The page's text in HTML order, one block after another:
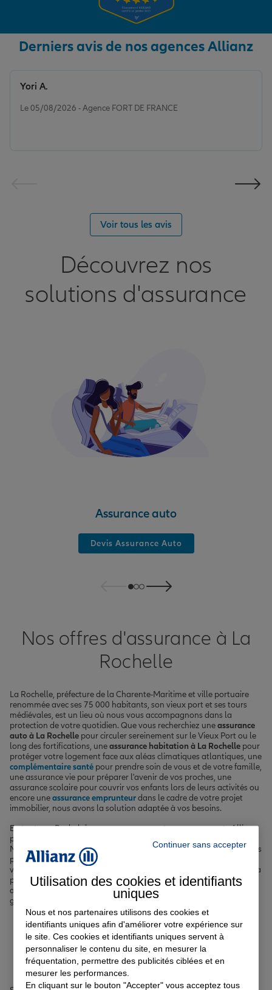
Derniers avis de nos agences Allianz
Le 05/08/2026 - Agence FORT DE FRANCE
Yori A.
Voir tous les avis
Découvrez nos
solutions d'assurance
Assurance auto
Devis Assurance Auto
Nos offres d'assurance à La
Rochelle
La Rochelle, préfecture de la Charente-Maritime et ville portuaire
renommée avec ses 75 000 habitants, son vieux port et ses tours
médiévales, est un lieu où nous vous accompagnons dans la
protection de votre quotidien. Que vous recherchiez uneassurance
auto à La Rochelle pour circuler sereinement sur le Vieux Port ou le
long des fortifications, uneassurance habitation à La Rochelle pour
protéger votre logement face aux aléas climatiques atlantiques, une
complémentaire santé pour prendre soin de vous et de votre famille,
une assurance vie pour préparer l'avenir de vos proches, une
assurance scolaire pour couvrir vos enfants lors de leurs activités ou
encore uneassurance emprunteurdans le cadre de votre projet
immobilier, nous avons la solution adaptée à vos besoins.
En tant que Rochelais, vous pouvez compter sur nos agents Allianz
pour vous guider dans le choix de vos
assurances à La Rochelle
Nous connaissons les spécificités locales et sommes à même de vous
proposer des contrats sur-mesure, que vous habitiez dans le centre-
ville piétonnier, le quartier de La Genette ou encore à proximité de la
place de Verdun. Avec Allianz, bénéficiez de l'expertise d'un leader
de l'assurance en France et d'un accompagnement personnalisé
grâce à nos agences de proximité à La Rochelle.
Votre assurance auto, moto
ou scooter à La Rochelle
Continuer sans accepter
Utilisation des cookies et identifiants
uniques
Nous et nos partenaires utilisons des cookies et
identifiants uniques afin d'améliorer votre expérience sur
le site. Ces cookies et identifiants uniques servent à
personnaliser le contenu du site, en mesurer la
fréquentation, permettre des publicités ciblées et en
mesurer les performances.
En cliquant sur le bouton "Accepter" vous acceptez tous